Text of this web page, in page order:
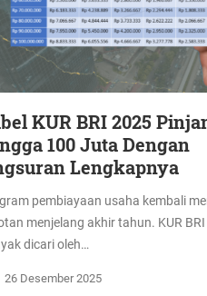
KUR BRI 2025
100 Juta Dengan
Lengkapnya
pembiayaan usaha kembali
menjelang akhir tahun. KUR
dicari oleh…
26 Desember 2025